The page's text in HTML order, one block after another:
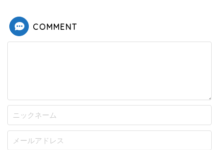
COMMENT